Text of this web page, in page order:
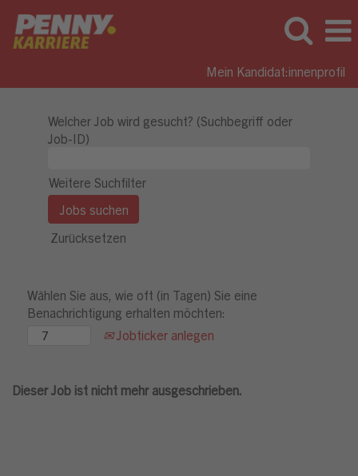
Mein Kandidat:innenprofil
Welcher Job wird gesucht? (Suchbegriff oder
Job-ID)
Weitere Suchfilter
Zurücksetzen
Wählen Sie aus, wie oft (in Tagen) Sie eine
Benachrichtigung erhalten möchten:
Jobticker anlegen
Dieser Job ist nicht mehr ausgeschrieben.